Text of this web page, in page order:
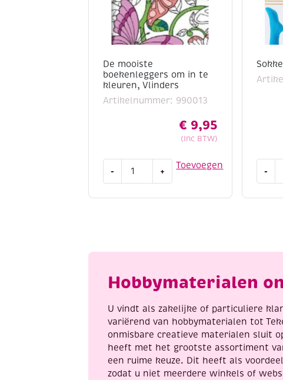
De mooiste
boekenleggers om in te
kleuren, Vlinders
Artikelnummer: 990013
€ 9,95
(Inc BTW)
Toevoegen
- + -
Hobbymaterialen
U vindt als zakelijke of particuliere
variërend van hobbymaterialen tot
onmisbare creatieve materialen sluit
heeft met het grootste assortiment
een ruime keuze. Dit heeft als
zodat u niet meerdere winkels of